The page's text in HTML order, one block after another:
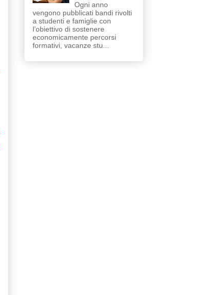
Ogni anno
vengono pubblicati bandi rivolti
a studenti e famiglie con
l’obiettivo di sostenere
economicamente percorsi
formativi, vacanze stu...